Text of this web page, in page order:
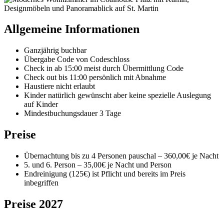
Allgemeine Informationen
Ganzjährig buchbar
Übergabe Code von Codeschloss
Check in ab 15:00 meist durch Übermittlung Code
Check out bis 11:00 persönlich mit Abnahme
Haustiere nicht erlaubt
Kinder natürlich gewünscht aber keine spezielle Auslegung
auf Kinder
Mindestbuchungsdauer 3 Tage
Preise
Übernachtung bis zu 4 Personen pauschal – 360,00€ je Nacht
5. und 6. Person – 35,00€ je Nacht und Person
Endreinigung (125€) ist Pflicht und bereits im Preis
inbegriffen
Preise 2027